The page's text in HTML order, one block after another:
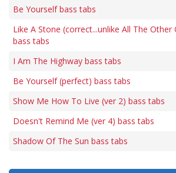
Be Yourself bass tabs
Like A Stone (correct...unlike All The Other
bass tabs
I Am The Highway bass tabs
Be Yourself (perfect) bass tabs
Show Me How To Live (ver 2) bass tabs
Doesn't Remind Me (ver 4) bass tabs
Shadow Of The Sun bass tabs